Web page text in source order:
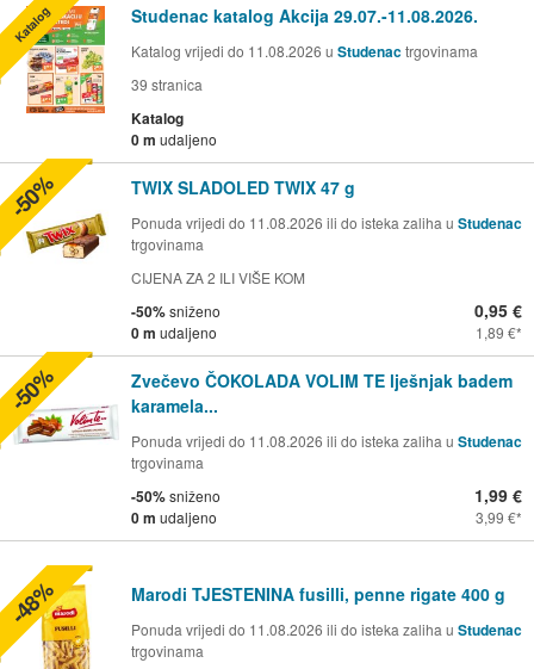
Studenac katalog Akcija 29.07.-11.08.2026.
Katalog vrijedi do 11.08.2026 u Studenactrgovinama
39 stranica
Katalog
0 m udaljeno
Katalog
TWIX SLADOLED TWIX 47 g
Ponuda vrijedi do 11.08.2026 ili do isteka zaliha u Studenac
trgovinama
CIJENA ZA 2 ILI VIŠE KOM
-50%sniženo
0 m udaljeno
0,95 €
1,89 €
-50%
Zvečevo ČOKOLADA VOLIM TE lješnjak badem
karamela...
Ponuda vrijedi do 11.08.2026 ili do isteka zaliha u Studenac
trgovinama
-50%sniženo
0 m udaljeno
1,99 €
3,99 €
-50%
Marodi TJESTENINA fusilli, penne rigate 400 g
Ponuda vrijedi do 11.08.2026 ili do isteka zaliha u Studenac
trgovinama
-48%